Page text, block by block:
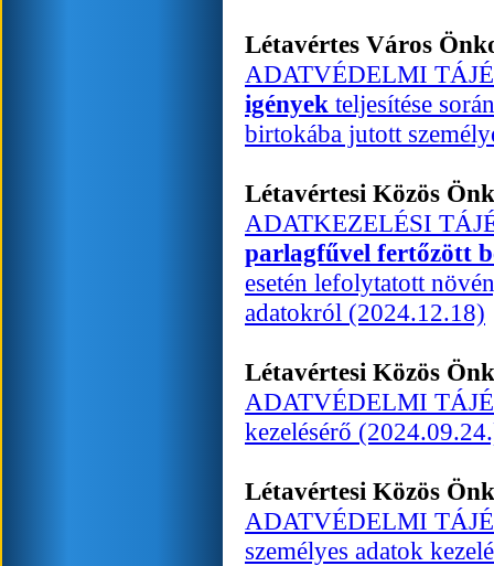
Létavértes Város
ADATVÉDELMI
igények teljesítése során
birtokába jutott
Létavértesi Közös
ADATKEZELÉSI
parlagfűvel fertőzött
esetén lefolytatott
adatokról (2024.12.18)
Létavértesi Közös
ADATVÉDELMI
kezelésérő
Létavértesi Közös
ADATVÉDELMI
személyes adatok